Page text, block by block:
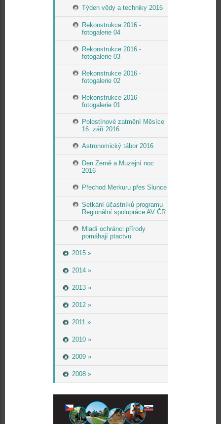
Týden vědy a techniky 2016
Rekonstrukce 2016 -
fotogalerie 04
Rekonstrukce 2016 -
fotogalerie 03
Rekonstrukce 2016 -
fotogalerie 02
Rekonstrukce 2016 -
fotogalerie 01
Polostínové zatmění Měsíce
16. září 2016
Astronomický tábor 2016
Den Země a Muzejní noc
2016
Přechod Merkuru přes Slunce
Setkání účastníků programu
Regionální spolupráce AV ČR
Mladí ochránci přírody
pomáhají ptactvu
2015 »
2014 »
2013 »
2012 »
2011 »
2010 »
2009 »
2008 »